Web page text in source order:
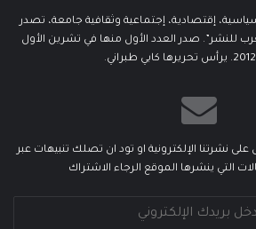
إقتصادية، إجتماعية وثقافية جامعة، تصدر
للنشر”. صدر العدد الأول منها في تشرين الأول
نشرتنا الإلكترونية او تود ان تصلك تنبيهات عبر
التي ينشرها الموقع الرجاء الاشتراك